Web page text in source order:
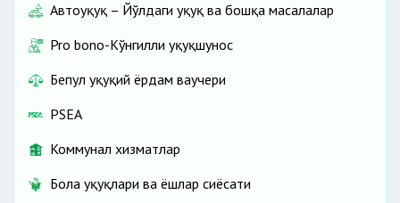
Автоҳуқуқ – Йўлдаги ҳуқуқ ва бошқа масалалар
Pro bono-Кўнгилли ҳуқуқшунос
Бепул ҳуқуқий ёрдам ваучери
PSEA
Коммунал хизматлар
Бола ҳуқуқлари ва ёшлар сиёсати